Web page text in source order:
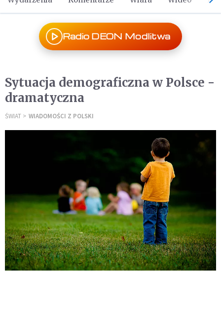
Radio DEON Modlitwa
Sytuacja demograficzna w Polsce -
dramatyczna
ŚWIAT WIADOMOŚCI Z POLSKI